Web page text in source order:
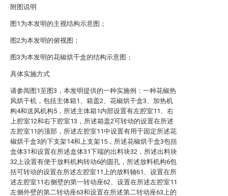
附图说明
图1为本发明的主视结构示意图；
图2为本发明的俯视图；
图3为本发明的花椒烘干盒的结构示意图；
具体实施方式
请参阅图1至图3，本发明提供的一种实施例：一种花椒热
风烘干机，包括主体箱1、箱盖2、花椒烘干盒3、加热机
构4和送风机构5，所述主体箱1内部设置有左腔室11、右
上腔室12和右下腔室13，所述箱盖2可转动的设置在所述
左腔室11的顶部，所述左腔室11中设置有用于固定所述花
椒烘干盒3的下支架14和上支架15，所述花椒烘干盒3包括
盒体31和设置在所述盒体31下端的出料块32，所述出料块
32上设置有便于放料机构转动6的圆孔，所述放料机构6包
括可转动的设置在所述左腔室11上的放料轴61、设置在所
述左腔室11右侧壁的第一转动座62、设置在所述左腔室11
左侧外壁的第二转动座63和设置在所述第二转动座63上的